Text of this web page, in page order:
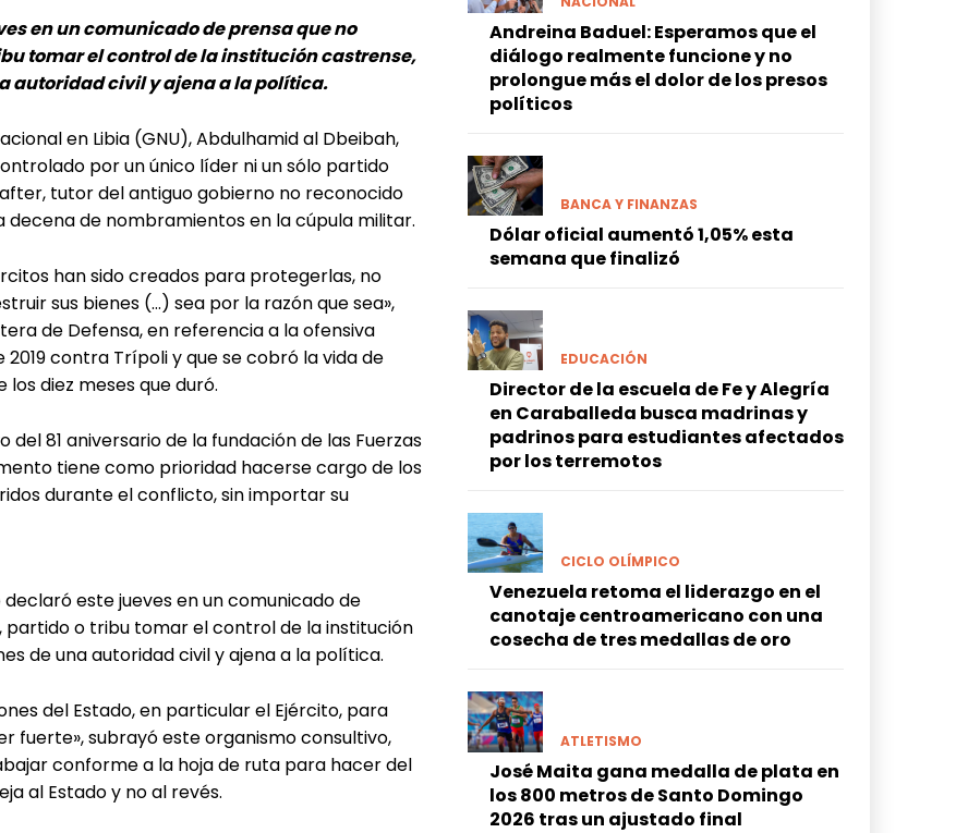
en un comunicado de prensa que no
tomar el control de la institución castrense,
autoridad civil y ajena a la política.
en Libia (GNU), Abdulhamid al Dbeibah,
por un único líder ni un sólo partido
tutor del antiguo gobierno no reconocido
decena de nombramientos en la cúpula militar.
han sido creados para protegerlas, no
sus bienes (…) sea por la razón que sea»,
de Defensa, en referencia a la ofensiva
contra Trípoli y que se cobró la vida de
diez meses que duró.
81 aniversario de la fundación de las Fuerzas
tiene como prioridad hacerse cargo de los
durante el conflicto, sin importar su
este jueves en un comunicado de
o tribu tomar el control de la institución
de una autoridad civil y ajena a la política.
del Estado, en particular el Ejército, para
fuerte», subrayó este organismo consultivo,
conforme a la hoja de ruta para hacer del
al Estado y no al revés.
Andreina Baduel: Esperamos que el
diálogo realmente funcione y no
prolongue más el dolor de los presos
políticos
BANCA Y FINANZAS
Dólar oficial aumentó 1,05% esta
semana que finalizó
EDUCACIÓN
Director de la escuela de Fe y Alegría
en Caraballeda busca madrinas y
padrinos para estudiantes afectados
por los terremotos
CICLO OLÍMPICO
Venezuela retoma el liderazgo en el
canotaje centroamericano con una
cosecha de tres medallas de oro
ATLETISMO
José Maita gana medalla de plata en
los 800 metros de Santo Domingo
2026 tras un ajustado final